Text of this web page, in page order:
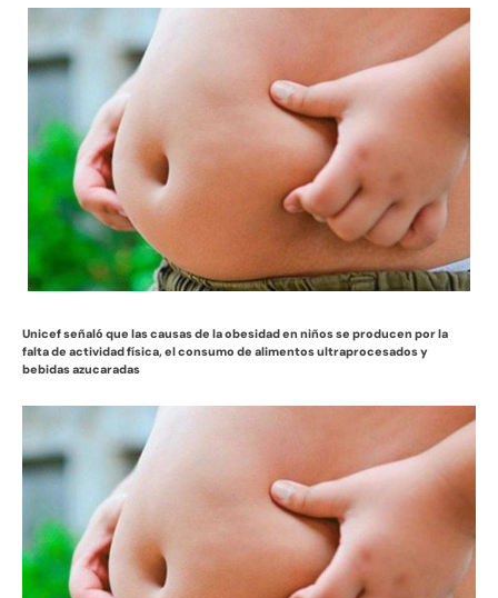
Unicef señaló que las causas de la obesidad en niños se producen por la
falta de actividad física, el consumo de alimentos ultraprocesados y
bebidas azucaradas